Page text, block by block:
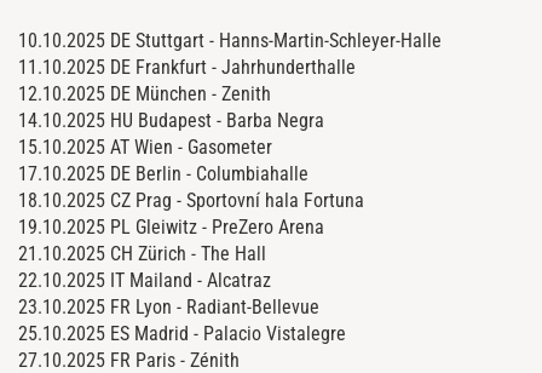
10.10.2025 DE Stuttgart - Hanns-Martin-Schleyer-Halle
11.10.2025 DE Frankfurt - Jahrhunderthalle
12.10.2025 DE München - Zenith
14.10.2025 HU Budapest - Barba Negra
15.10.2025 AT Wien - Gasometer
17.10.2025 DE Berlin - Columbiahalle
18.10.2025 CZ Prag - Sportovní hala Fortuna
19.10.2025 PL Gleiwitz - PreZero Arena
21.10.2025 CH Zürich - The Hall
22.10.2025 IT Mailand - Alcatraz
23.10.2025 FR Lyon - Radiant-Bellevue
25.10.2025 ES Madrid - Palacio Vistalegre
27.10.2025 FR Paris - Zénith